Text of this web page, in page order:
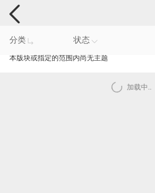
手机反馈
分类 状态
本版块或指定的范围内尚无主题
加载中..